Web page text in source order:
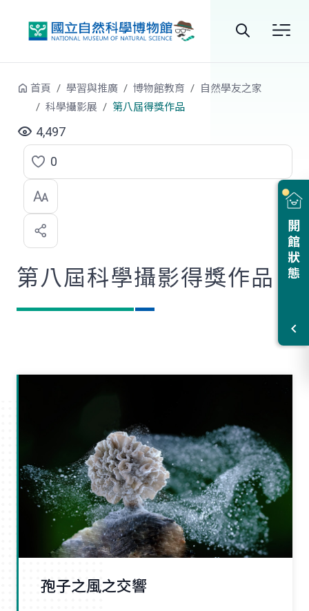
站
開館狀態
首頁 學習與推廣 博物館教育
自然學友之家
科學攝影展
第八屆得獎作品
4,497
點
選
喜
歡
0
第八屆科學攝影得獎作品
孢子之風之交響